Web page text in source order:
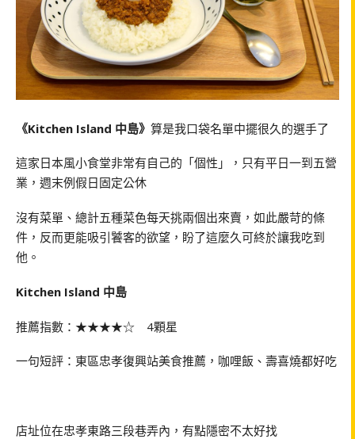
《Kitchen Island 中島》 算是我口袋名單中擺很久的選手了
這家日本風小食堂非常有自己的「個性」，只有平日一到五營
業，週末例假日固定公休
沒有菜單、總計五種菜色每天挑兩個出來賣，如此嚴苛的條
件，反而更能吸引饕客的欲望，盼了這麼久可終於讓我吃到
他。
Kitchen Island 中島
推薦指數：★★★★☆ 4顆星
一句短評：東區忠孝復興站美食推薦，咖哩飯、壽喜燒都好吃
店址位在忠孝東路三段巷弄內，有點隱密不太好找